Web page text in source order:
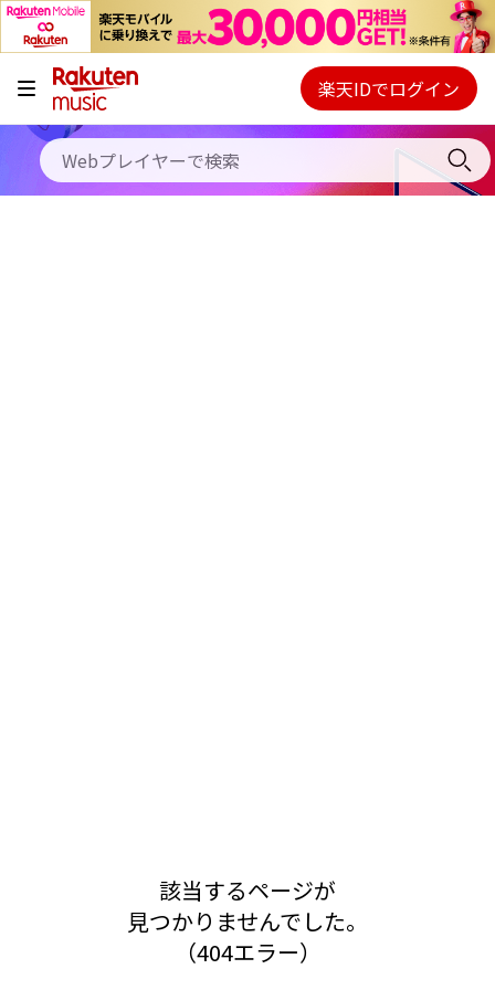
キャンペーン
料金プラン
使い方
Webプレイヤー
ご契約内容の確認・変更
楽天IDでログイン
該当するページが
見つかりませんでした。
（404エラー）